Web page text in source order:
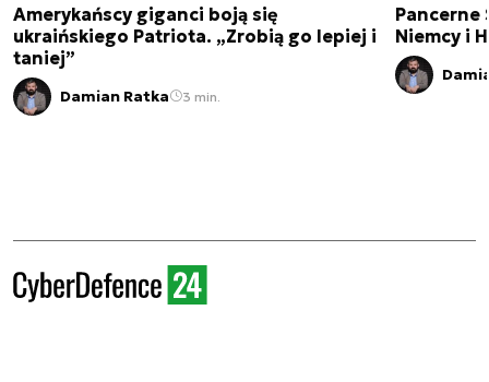
Amerykańscy giganci boją się
ukraińskiego Patriota. „Zrobią go lepiej i
taniej”
Damian Ratka 3 min.
Pancerne
Niemcy i